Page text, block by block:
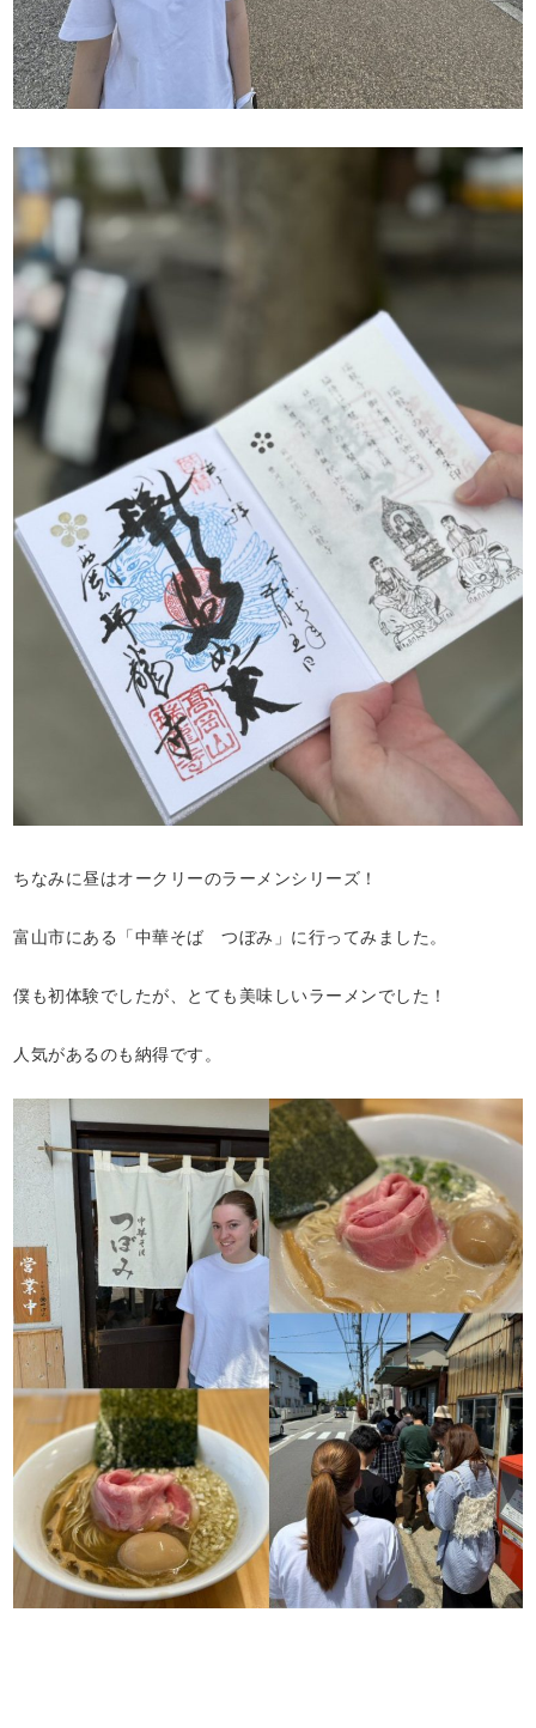
ちなみに昼はオークリーのラーメンシリーズ！
富山市にある「中華そば つぼみ」に行ってみました。
僕も初体験でしたが、とても美味しいラーメンでした！
人気があるのも納得です。